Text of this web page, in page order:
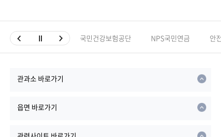
국민건강보험공단 NPS국민연금 안
관과소 바로가기
읍면 바로가기